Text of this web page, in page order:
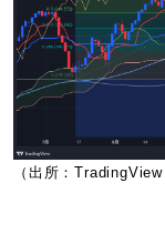
（出所：TradingView